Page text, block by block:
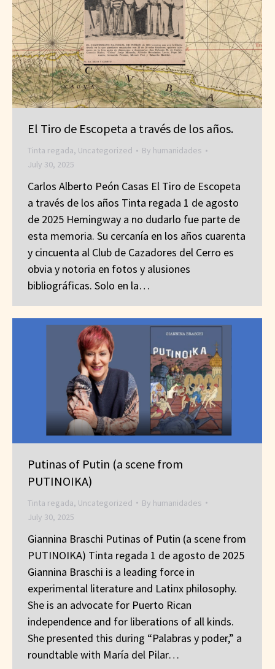
El Tiro de Escopeta a través de los años.
Tinta regada, Uncategorized By humanidades
July 30, 2025
Carlos Alberto Peón Casas El Tiro de Escopeta
a través de los años Tinta regada 1 de agosto
de 2025 Hemingway a no dudarlo fue parte de
esta memoria. Su cercanía en los años cuarenta
y cincuenta al Club de Cazadores del Cerro es
obvia y notoria en fotos y alusiones
bibliográficas. Solo en la…
Putinas of Putin (a scene from
PUTINOIKA)
Tinta regada, Uncategorized By humanidades
July 30, 2025
Giannina Braschi Putinas of Putin (a scene from
PUTINOIKA) Tinta regada 1 de agosto de 2025
Giannina Braschi is a leading force in
experimental literature and Latinx philosophy.
She is an advocate for Puerto Rican
independence and for liberations of all kinds.
She presented this during “Palabras y poder,” a
roundtable with María del Pilar…